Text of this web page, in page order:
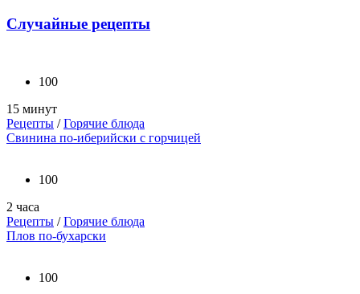
Случайные рецепты
100
15 минут
Рецепты /Горячие блюда
Свинина по-иберийски с горчицей
100
2 часа
Рецепты /Горячие блюда
Плов по-бухарски
100